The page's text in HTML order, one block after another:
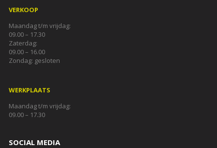
VERKOOP
Maandag t/m vrijdag:
09.00 – 17.30
Zaterdag:
09.00 – 16.00
Zondag: gesloten
WERKPLAATS
Maandag t/m vrijdag:
09.00 – 17.30
SOCIAL MEDIA